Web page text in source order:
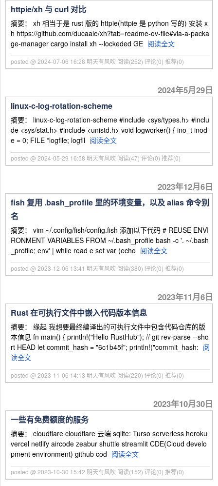
httpie/xh 与 curl 对比
摘要： xh 相当于是 rust 版的 httpie(httpie 是 python 写的) 安装 x
h https://github.com/ducaale/xh?tab=readme-ov-file#via-a-packa
ge-manager cargo install xh --lockeded GE 阅读全文
posted @ 2024-07-06 16:28 明天有风吹 阅读(252) 评论(0) 推荐(0)
2024年5月29日
linux-c-log-rotation-scheme
摘要： linux-c-log-rotation-scheme #include <sys/types.h> #inclu
de <sys/stat.h> #include <unistd.h> void logworker() { ino_t inod
e = 0; FILE *logfile; logfil 阅读全文
posted @ 2024-05-29 16:58 明天有风吹 阅读(47) 评论(0) 推荐(0)
2023年12月6日
fish 复用 .bash_profile 里的环境变量，以及 alias 命令别
名
摘要： vim ~/.config/fish/config.fish 添加以下代码 # REUSE ENVI
RONMENT VARIABLES FROM ~/.bash_profile bash -c '. ~/.bash
_profile; env' | while read e set var (echo 阅读全文
posted @ 2023-12-06 13:41 明天有风吹 阅读(380) 评论(0) 推荐(0)
2023年11月6日
Rust 在可执行文件中嵌入代码版本信息
摘要： 缘起 我想要最终编译出的可执行文件中包含代码仓库的版
本信息 fn main() { println!("Hello RustHub"); // git rev-parse --sho
rt HEAD let commit_hash = "6c1b45f"; println!("commit_hash: 阅
读全文
posted @ 2023-11-06 14:13 明天有风吹 阅读(220) 评论(0) 推荐(0)
2023年10月30日
一些有免费额度的服务
摘要： cloudflare cloudflare 云端 sqlite: Turso serverless heroku
vercel netlify aircode zeabur shuttle streamlit CDE(Cloud develo
pment environment) github cod 阅读全文
posted @ 2023-10-30 15:42 明天有风吹 阅读(152) 评论(0) 推荐(0)